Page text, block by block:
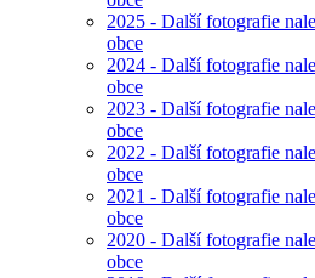
2025 - Další fotografie
obce
2024 - Další fotografie
obce
2023 - Další fotografie
obce
2022 - Další fotografie
obce
2021 - Další fotografie
obce
2020 - Další fotografie
obce